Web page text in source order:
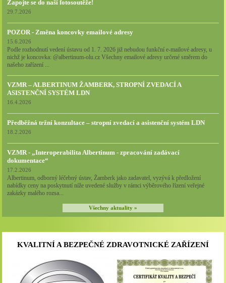
Zapojte se do naší fotosoutěže!
29.7.2026
POZOR - Změna koncovky emailové adresy
15.6.2026
Podle rozhodnutí vedení ústavu od 1. 7. 2026 již nebudou funkční e-mailové adresy, u
nichž je koncovka: @albertinum-olu.cz Všechny emailové adresy určené směrem do
našeho zařízení ...
VZMR – ALBERTINUM ŽAMBERK, STROPNÍ ZVEDACÍ A
ASISTENČNÍ SYSTÉM LDN
16.4.2026
Předběžná tržní konzultace – stropní zvedací a asistenční systém LDN
18.2.2026
VZMR - „Interoperabilita Albertinum - zpracování zadávací
dokumentace“
17.2.2026
Albertinum, odborný léčebný ústav, Žamberk jako zadavatel, vyzývá k předložení
nabídky ceny na poskytnutí níže uvedené služby v rámci výběrového řízení veřejné
zakázky malého rozsa...
Všechny aktuality »
KVALITNÍ A BEZPEČNÉ ZDRAVOTNICKÉ ZAŘÍZENÍ